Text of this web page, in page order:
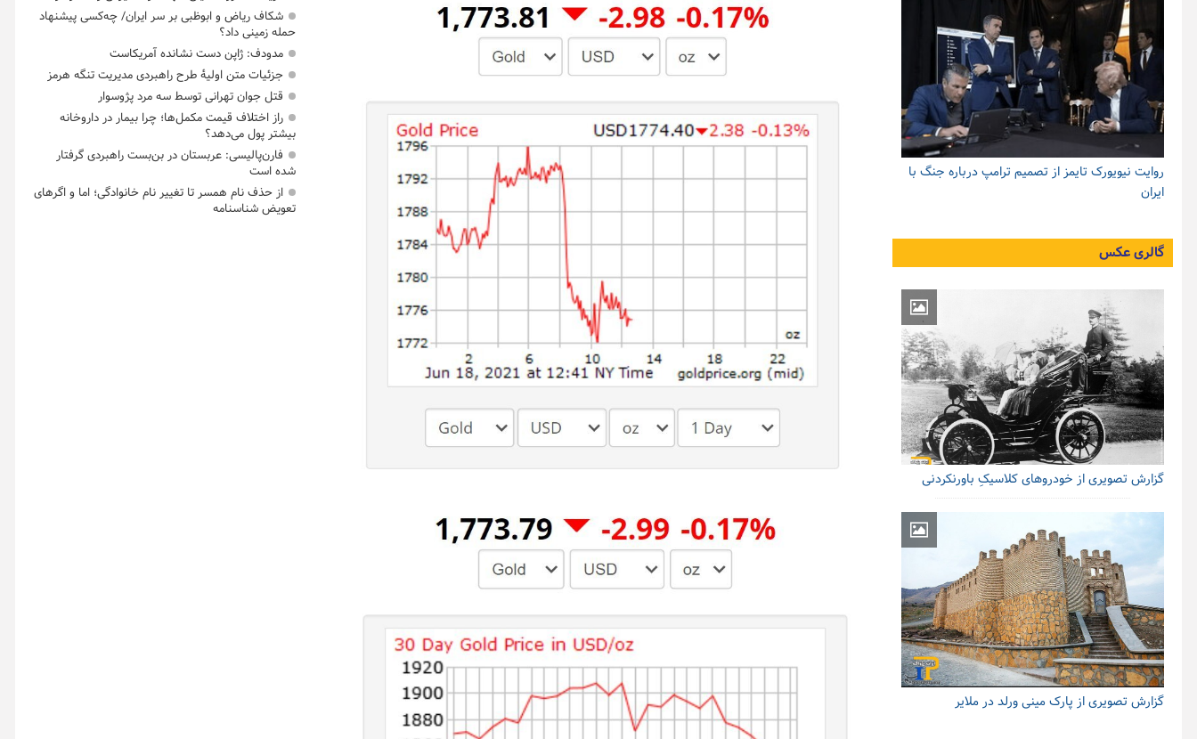
روایت نیویورک تایمز از تصمیم ترامپ درباره جنگ با
ایران
گالری عکس
گزارش تصویری از خودروهای کلاسیکِ باورنکردنی
گزارش تصویری از پارک مینی ورلد در ملایر
شکاف ریاض و ابوظبی بر سر ایران/ چه‌کسی پیشنهاد
حمله زمینی داد؟
مدودف: ژاپن دست نشانده آمریکاست
جزئیات متن اولیۀ طرح راهبردی مدیریت تنگه هرمز
قتل جوان تهرانی توسط سه مرد پژوسوار
راز اختلاف قیمت مکمل‌ها؛ چرا بیمار در داروخانه
بیشتر پول می‌دهد؟
فارن‌پالیسی: عربستان در بن‌بست راهبردی گرفتار
شده است
از حذف نام همسر تا تغییر نام خانوادگی؛ اما و اگرهای
تعویض شناسنامه